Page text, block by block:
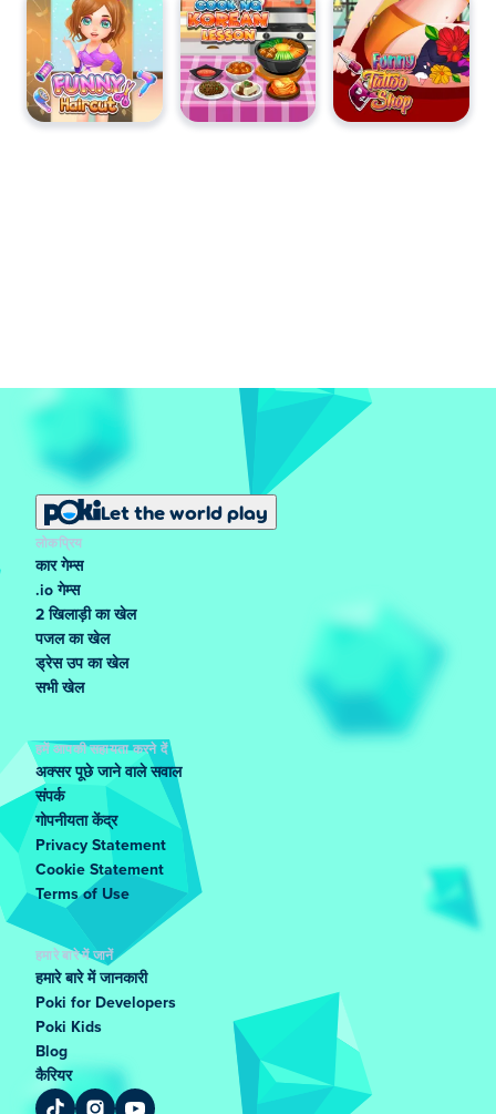
Let the world play
लोकप्रिय
कार गेम्स
.io गेम्स
2 खिलाड़ी का खेल
पजल का खेल
ड्रेस उप का खेल
सभी खेल
हमें आपकी सहायता करने दें
अक्सर पूछे जाने वाले सवाल
संपर्क
गोपनीयता केंद्र
Privacy Statement
Cookie Statement
Terms of Use
हमारे बारे में जानें
हमारे बारे में जानकारी
Poki for Developers
Poki Kids
Blog
कैरियर